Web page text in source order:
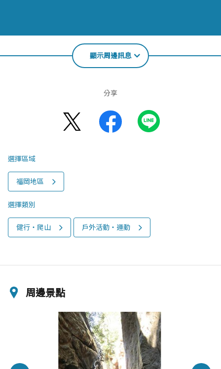
顯示周邊訊息
分享
選擇區域
福岡地區
選擇類別
健行‧爬山 戶外活動‧運動
周邊景點